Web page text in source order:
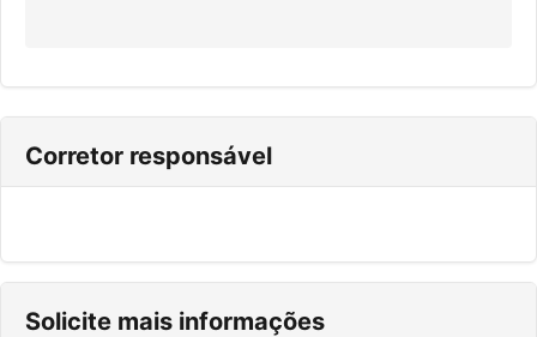
Corretor responsável
Solicite mais informações